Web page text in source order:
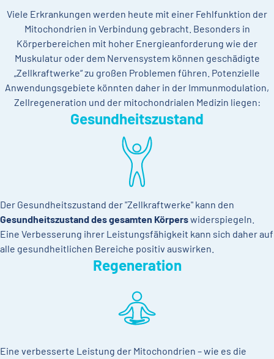
Viele Erkrankungen werden heute mit einer Fehlfunktion der
Mitochondrien in Verbindung gebracht. Besonders in
Körperbereichen mit hoher Energieanforderung wie der
Muskulatur oder dem Nervensystem können geschädigte
„Zellkraftwerke“ zu großen Problemen führen. Potenzielle
Anwendungsgebiete könnten daher in der Immunmodulation,
Zellregeneration und der mitochondrialen Medizin liegen:
Gesundheitszustand
Der Gesundheitszustand der "Zellkraftwerke" kann den
Gesundheitszustand des gesamten Körperswiderspiegeln.
Eine Verbesserung ihrer Leistungsfähigkeit kann sich daher auf
alle gesundheitlichen Bereiche positiv auswirken.
Regeneration
Eine verbesserte Leistung der Mitochondrien – wie es die